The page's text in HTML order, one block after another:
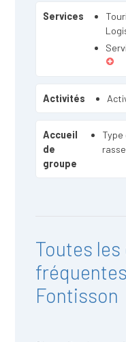
Services
Activités
Accueil
de
groupe
Type
Toutes
Fontisson